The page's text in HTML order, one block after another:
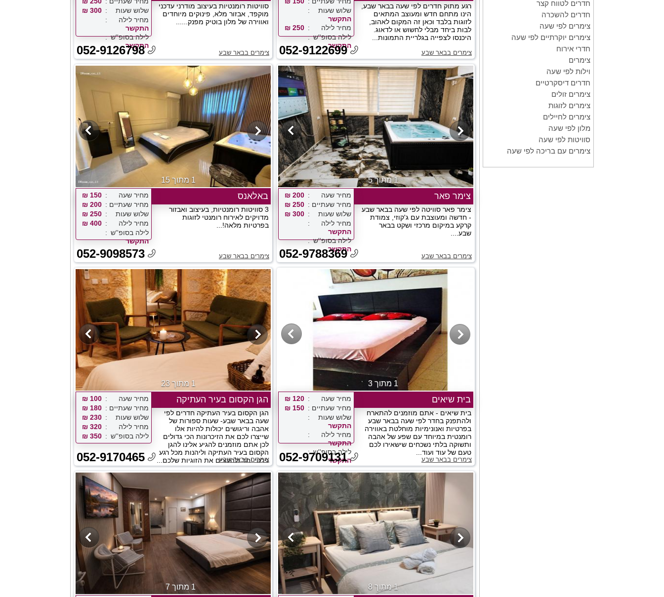
חדרים לטווח קצר
חדרים להשכרה
צימרים לפי שעה
צימרים יוקרתיים לפי שעה
חדרי אירוח
צימרים
וילות לפי שעה
חדרים דיסקרטיים
צימרים זולים
צימרים לזוגות
צימרים לחיילים
מלון לפי שעה
סוויטות לפי שעה
צימרים עם בריכה לפי שעה
רגע מתוק חדרים לפי שעה בבאר שבע,
הינו מתחם חדש ומעוצב המתאים
לזוגות בלבד וכאן זה המקום לאהוב,
לבות ביחד מבלי לחשוש או לדאוג.
היכנסו לצפייה בגלריית התמונות...
צימרים בבאר שבע
שלוש שעות
התקשר
מחיר לילה
250 ₪
לילה בסופ''ש
התקשר
052-9122699
סוויטות רומנטיות בעיצוב מודרני עדכני
מוקפד, אבזור מלא, פינוקים מיוחדים
ואווירה של מלון בוטיק מפנק......
צימרים בבאר שבע
שלוש שעות
300 ₪
מחיר לילה
התקשר
לילה בסופ''ש
התקשר
052-9126798
1 מתוך 5
צימר פאר
צימר פאר סוויטה לפי שעה בבאר שבע
- חדשה ומעוצבת עם ג'קוזי, צמודת
קרקע במיקום מרכזי ושקט בבאר
שבע....
צימרים בבאר שבע
מחיר שעה
200 ₪
מחיר שעתיים
250 ₪
שלוש שעות
300 ₪
מחיר לילה
התקשר
לילה בסופ''ש
התקשר
052-9788369
1 מתוך 15
באלאנס
3 סוויטות רומנטיות, בעיצוב ואבזור
מדויקים לאירוח רומנטי לזוגות
בפרטיות מלאה!...
צימרים בבאר שבע
מחיר שעה
150 ₪
מחיר שעתיים
200 ₪
שלוש שעות
250 ₪
מחיר לילה
400 ₪
לילה בסופ''ש
התקשר
052-9098573
1 מתוך 3
בית שיאים
בית שיאים - אתם מוזמנים להתארח
ולהתפנק בחדר לפי שעה בבאר שבע
בפרטיות ואנונימיות מוחלטת באווירה
רומנטית במיוחד עם שפע של אהבה
ותשוקה בלתי נשכחים שישאירו לכם
טעם של עוד ועוד...
צימרים בבאר שבע
מחיר שעה
120 ₪
מחיר שעתיים
150 ₪
שלוש שעות
התקשר
מחיר לילה
התקשר
לילה בסופ''ש
התקשר
052-9709131
1 מתוך 23
הגן הקסום בעיר העתיקה
הגן הקסום בעיר העתיקה חדרים לפי
שעה בבאר שבע- שעות ספורות של
אהבה וריגושים יכולות להיות אלו
שייצרו לכם את הזיכרונות הכי גדולים
לכן אתם מוזמנים להגיע אלינו להגן
הקסום בעיר העתיקה וליהנות מכל רגע
פרטי יחד ולהעצים את הזוגיות שלכם...
צימרים בבאר שבע
מחיר שעה
100 ₪
מחיר שעתיים
180 ₪
שלוש שעות
230 ₪
מחיר לילה
320 ₪
לילה בסופ''ש
350 ₪
052-9170465
1 מתוך 8 1 מתוך 7